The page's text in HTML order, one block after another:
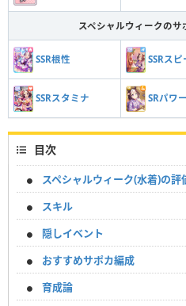
スペシャルウィークの
SSR根性 SSRスピ
SSRスタミナ SRパワー
目次
スペシャルウィーク(水着)の評
スキル
隠しイベント
おすすめサポカ編成
育成論